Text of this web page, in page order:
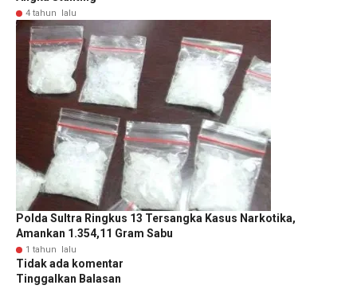
4 tahun lalu
Polda Sultra Ringkus 13 Tersangka Kasus Narkotika,
Amankan 1.354,11 Gram Sabu
1 tahun lalu
Tidak ada komentar
Tinggalkan Balasan